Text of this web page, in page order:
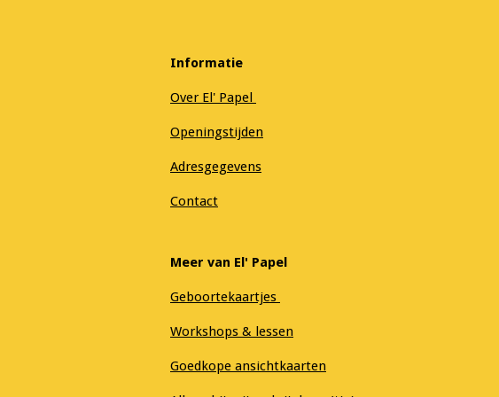
Informatie
Over El' Papel
Openingstijden
Adresgegevens
Contact
Meer van El' Papel
Geboortekaartjes
Workshops & lessen
Goedkope ansichtkaarten